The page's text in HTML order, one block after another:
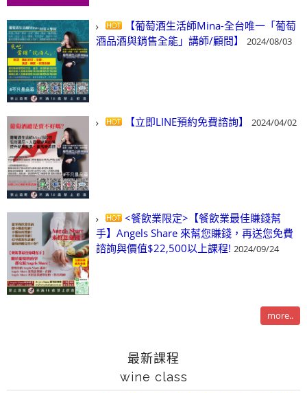
【葡萄酒生活師Mina-全台唯一「葡萄
酒品酒與銷售全能」講師/顧問】
2024/08/03
【立即LINE預約免費諮詢】 2024/04/02
<餐飲業限定>【餐飲業最佳賺錢幫
手】Angels Share 來幫您賺錢，再送您免費
諮詢與價值$22,500以上課程! 2024/09/24
more..
最新課程
wine class